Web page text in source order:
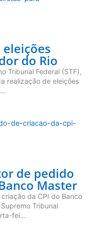
do Rio
Tribunal Federal (STF),
realização de eleições
de pedido
Master
da CPI do Banco
Tribunal
fei...